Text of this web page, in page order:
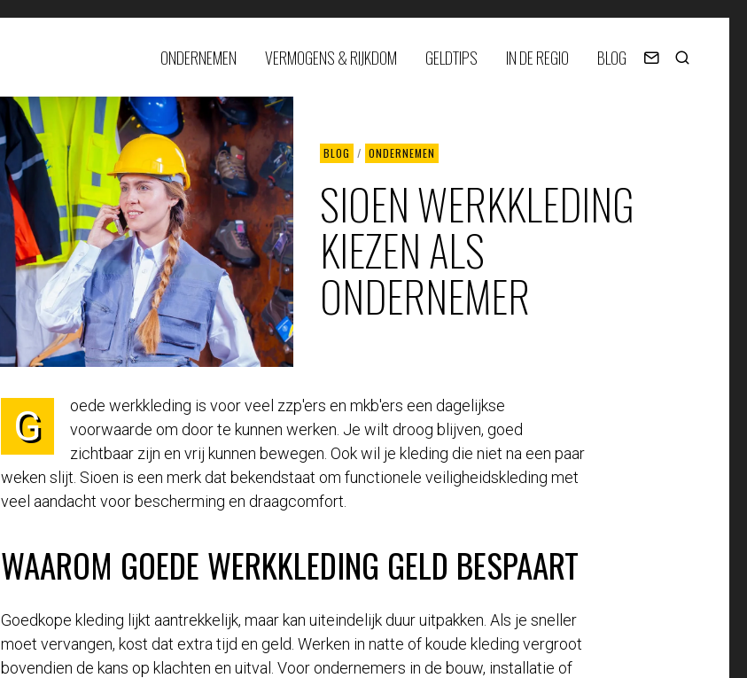
ONDERNEMEN VERMOGENS & RIJKDOM GELDTIPS IN DE REGIO BLOG
BLOG / ONDERNEMEN
SIOEN WERKKLEDING
KIEZEN ALS
ONDERNEMER
G
oede werkkleding is voor veel zzp'ers en mkb'ers een dagelijkse
voorwaarde om door te kunnen werken. Je wilt droog blijven, goed
zichtbaar zijn en vrij kunnen bewegen. Ook wil je kleding die niet na een paar
weken slijt. Sioen is een merk dat bekendstaat om functionele veiligheidskleding met
veel aandacht voor bescherming en draagcomfort.
WAAROM GOEDE WERKKLEDING GELD BESPAART
Goedkope kleding lijkt aantrekkelijk, maar kan uiteindelijk duur uitpakken. Als je sneller
moet vervangen, kost dat extra tijd en geld. Werken in natte of koude kleding vergroot
bovendien de kans op klachten en uitval. Voor ondernemers in de bouw, installatie of